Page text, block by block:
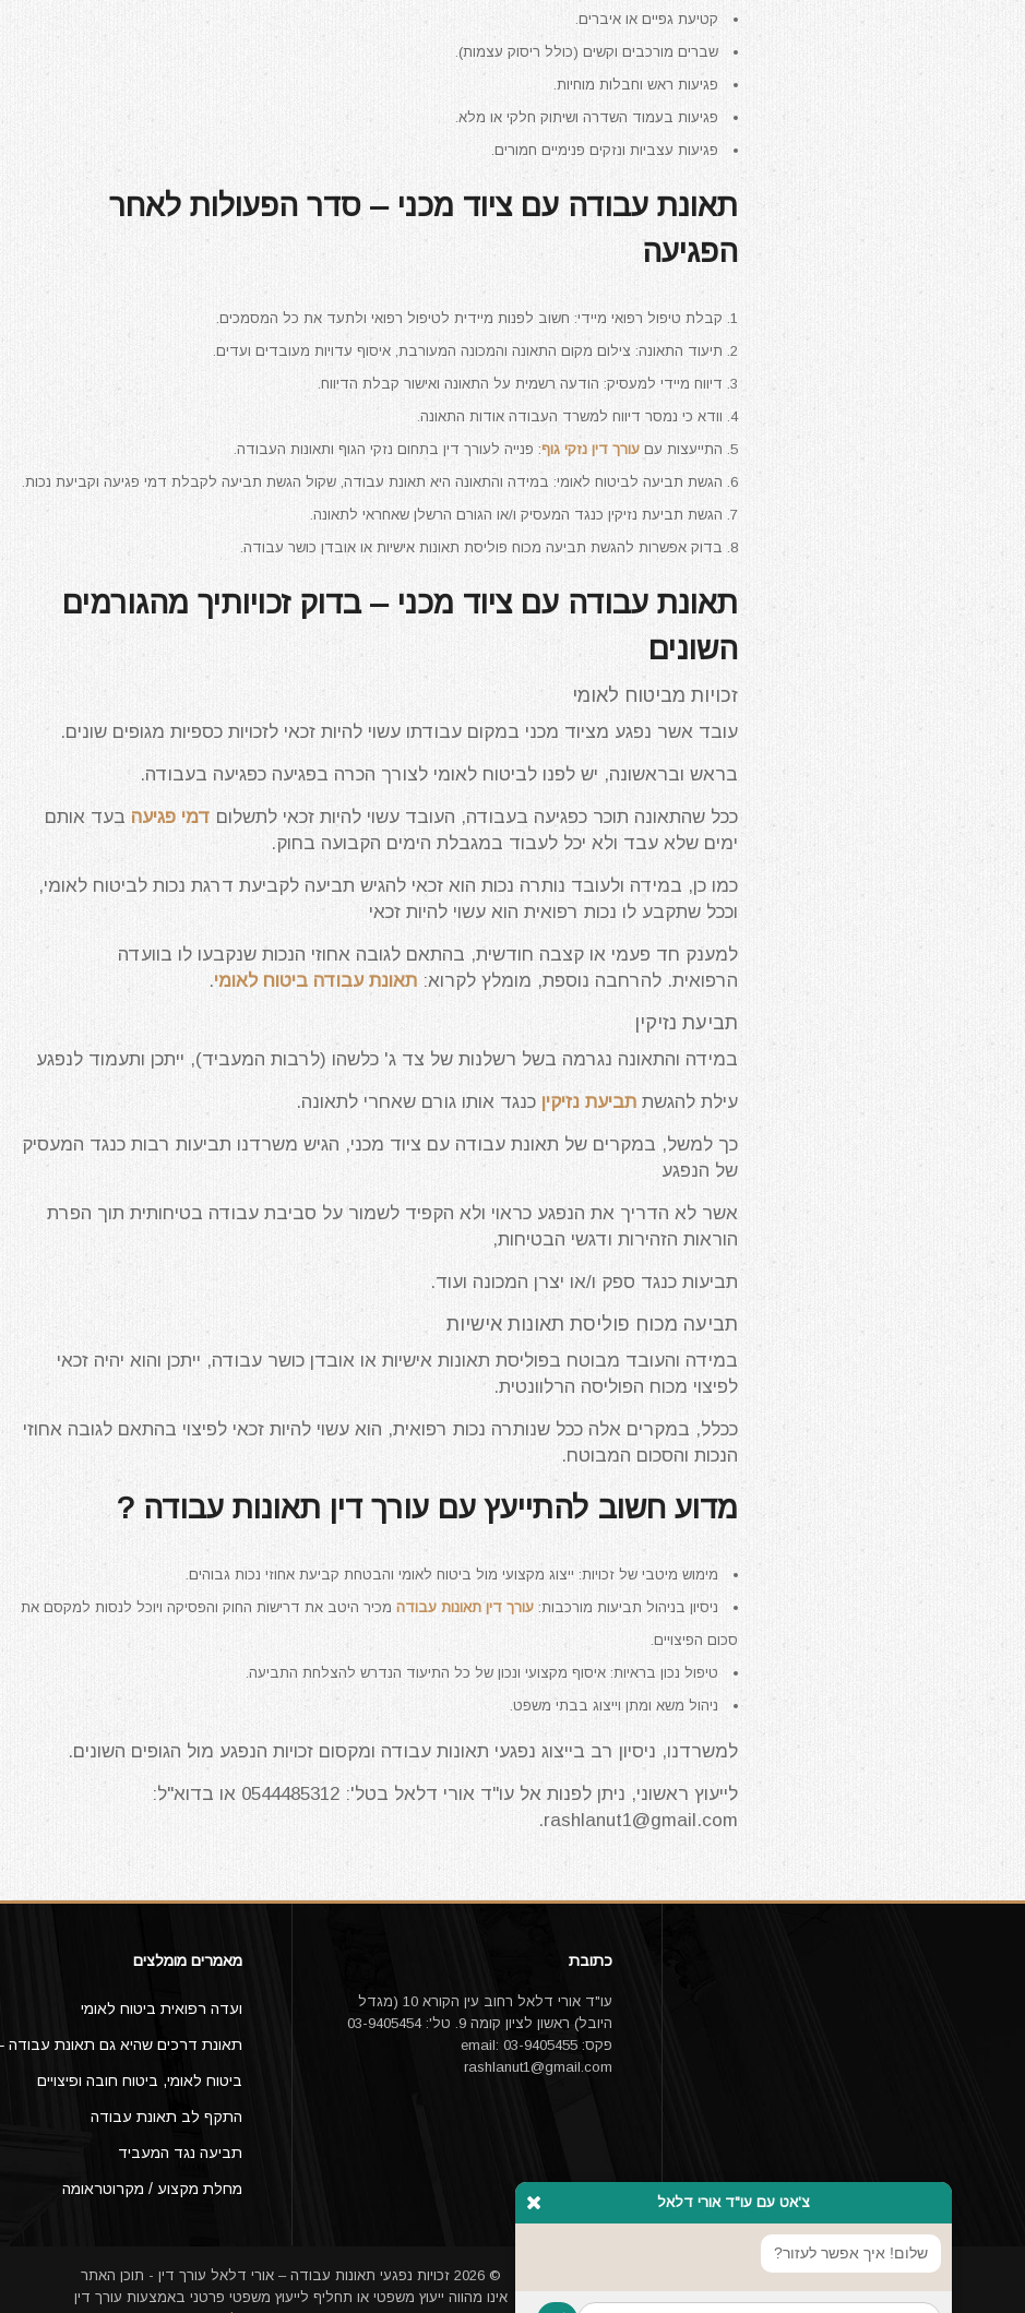
קטיעת גפיים או איברים.
שברים מורכבים וקשים (כולל ריסוק עצמות).
פגיעות ראש וחבלות מוחיות.
פגיעות בעמוד השדרה ושיתוק חלקי או מלא.
פגיעות עצביות ונזקים פנימיים חמורים.
תאונת עבודה עם ציוד מכני – סדר הפעולות לאחר
הפגיעה
קבלת טיפול רפואי מיידי: חשוב לפנות מיידית לטיפול רפואי ולתעד את כל המסמכים.
תיעוד התאונה: צילום מקום התאונה והמכונה המעורבת, איסוף עדויות מעובדים ועדים.
דיווח מיידי למעסיק: הודעה רשמית על התאונה ואישור קבלת הדיווח.
וודא כי נמסר דיווח למשרד העבודה אודות התאונה.
התייעצות עם עורך דין נזקי גוף: פנייה לעורך דין בתחום נזקי הגוף ותאונות העבודה.
הגשת תביעה לביטוח לאומי: במידה והתאונה היא תאונת עבודה, שקול הגשת תביעה לקבלת דמי פגיעה וקביעת נכות.
הגשת תביעת נזיקין כנגד המעסיק ו/או הגורם הרשלן שאחראי לתאונה.
בדוק אפשרות להגשת תביעה מכוח פוליסת תאונות אישיות או אובדן כושר עבודה.
תאונת עבודה עם ציוד מכני – בדוק זכויותיך מהגורמים
השונים
זכויות מביטוח לאומי
עובד אשר נפגע מציוד מכני במקום עבודתו עשוי להיות זכאי לזכויות כספיות מגופים שונים.
בראש ובראשונה, יש לפנו לביטוח לאומי לצורך הכרה בפגיעה כפגיעה בעבודה.
ככל שהתאונה תוכר כפגיעה בעבודה, העובד עשוי להיות זכאי לתשלום דמי פגיעה בעד אותם
ימים שלא עבד ולא יכל לעבוד במגבלת הימים הקבועה בחוק.
כמו כן, במידה ולעובד נותרה נכות הוא זכאי להגיש תביעה לקביעת דרגת נכות לביטוח לאומי,
וככל שתקבע לו נכות רפואית הוא עשוי להיות זכאי
למענק חד פעמי או קצבה חודשית, בהתאם לגובה אחוזי הנכות שנקבעו לו בוועדה
הרפואית. להרחבה נוספת, מומלץ לקרוא: תאונת עבודה ביטוח לאומי.
תביעת נזיקין
במידה והתאונה נגרמה בשל רשלנות של צד ג' כלשהו (לרבות המעביד), ייתכן ותעמוד לנפגע
עילת להגשת תביעת נזיקין כנגד אותו גורם שאחרי לתאונה.
כך למשל, במקרים של תאונת עבודה עם ציוד מכני, הגיש משרדנו תביעות רבות כנגד המעסיק
של הנפגע
אשר לא הדריך את הנפגע כראוי ולא הקפיד לשמור על סביבת עבודה בטיחותית תוך הפרת
הוראות הזהירות ודגשי הבטיחות,
תביעות כנגד ספק ו/או יצרן המכונה ועוד.
תביעה מכוח פוליסת תאונות אישיות
במידה והעובד מבוטח בפוליסת תאונות אישיות או אובדן כושר עבודה, ייתכן והוא יהיה זכאי
לפיצוי מכוח הפוליסה הרלוונטית.
ככלל, במקרים אלה ככל שנותרה נכות רפואית, הוא עשוי להיות זכאי לפיצוי בהתאם לגובה אחוזי
הנכות והסכום המבוטח.
מדוע חשוב להתייעץ עם עורך דין תאונות עבודה ?
מימוש מיטבי של זכויות: ייצוג מקצועי מול ביטוח לאומי והבטחת קביעת אחוזי נכות גבוהים.
ניסיון בניהול תביעות מורכבות: עורך דין תאונות עבודה מכיר היטב את דרישות החוק והפסיקה ויוכל לנסות למקסם את
סכום הפיצויים.
טיפול נכון בראיות: איסוף מקצועי ונכון של כל התיעוד הנדרש להצלחת התביעה.
ניהול משא ומתן וייצוג בבתי משפט.
למשרדנו, ניסיון רב בייצוג נפגעי תאונות עבודה ומקסום זכויות הנפגע מול הגופים השונים.
לייעוץ ראשוני, ניתן לפנות אל עו"ד אורי דלאל בטל': 0544485312 או בדוא"ל:
rashlanut1@gmail.com
.
מאמרים מומלצים
ועדה רפואית ביטוח לאומי
תאונת דרכים שהיא גם תאונת עבודה
ביטוח לאומי, ביטוח חובה ופיצויים
התקף לב תאונת עבודה
תביעה נגד המעביד
מחלת מקצוע / מקרוטראומה
כתובת
עו"ד אורי דלאל רחוב עין הקורא 10 (מגדל
היובל) ראשון לציון קומה 9. טל': 03-9405454
פקס: 03-9405455 email:
rashlanut1@gmail.com
© 2026 זכויות נפגעי תאונות עבודה – אורי דלאל עורך דין - תוכן האתר
אינו מהווה ייעוץ משפטי או תחליף לייעוץ משפטי פרטני באמצעות עורך דין
צ'אט עם עו"ד אורי דלאל
שלום! איך אפשר לעזור?